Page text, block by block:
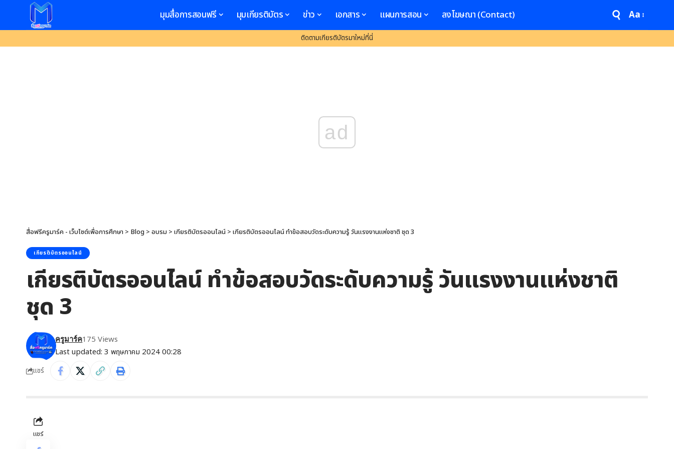
มุมสื่อการสอนฟรี มุมเกียรติบัตร ข่าว เอกสาร แผนการสอน ลงโฆษณา (Contact) Aa
ติดตามเกียรติบัตรมาใหม่ที่นี่
ad
สื่อฟรีครูมาร์ค - เว็บไซต์เพื่อการศึกษา > Blog > อบรม > เกียรติบัตรออนไลน์ > เกียรติบัตรออนไลน์ ทำข้อสอบวัดระดับความรู้ วันแรงงานแห่งชาติ ชุด 3
เกียรติบัตรออนไลน์
เกียรติบัตรออนไลน์ ทำข้อสอบวัดระดับความรู้ วันแรงงานแห่งชาติ
ชุด 3
Last updated: 3 พฤษภาคม 2024 00:28
ครูมาร์ค175 Views
แชร์
แชร์